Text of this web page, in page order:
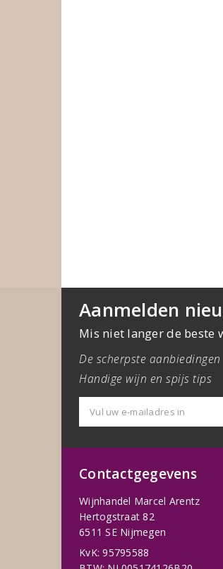
Aanmelden
Mis niet langer de beste
De scherpste aanbiedingen
Handige wijn en spijs tips
Contactgegevens
Wijnhandel Marcel Arentz
Hertogstraat 82
6511 SE Nijmegen
KvK: 95795588